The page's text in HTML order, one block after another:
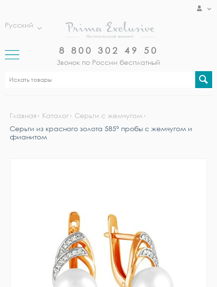
Русский
8 800 302 49 50
Звонок по России бесплатный
Главная Каталог
Серьги с жемчугом
Серьги из красного золота 585° пробы с жемчугом и
фианитом